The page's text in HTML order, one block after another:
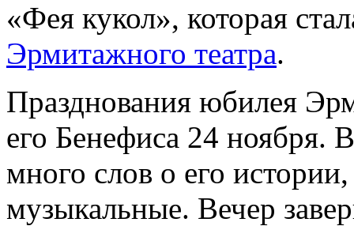
«Фея кукол», которая
Эрмитажного театра.
Празднования юбилея
его Бенефиса 24 ноября.
много слов о его
музыкальные. Вечер